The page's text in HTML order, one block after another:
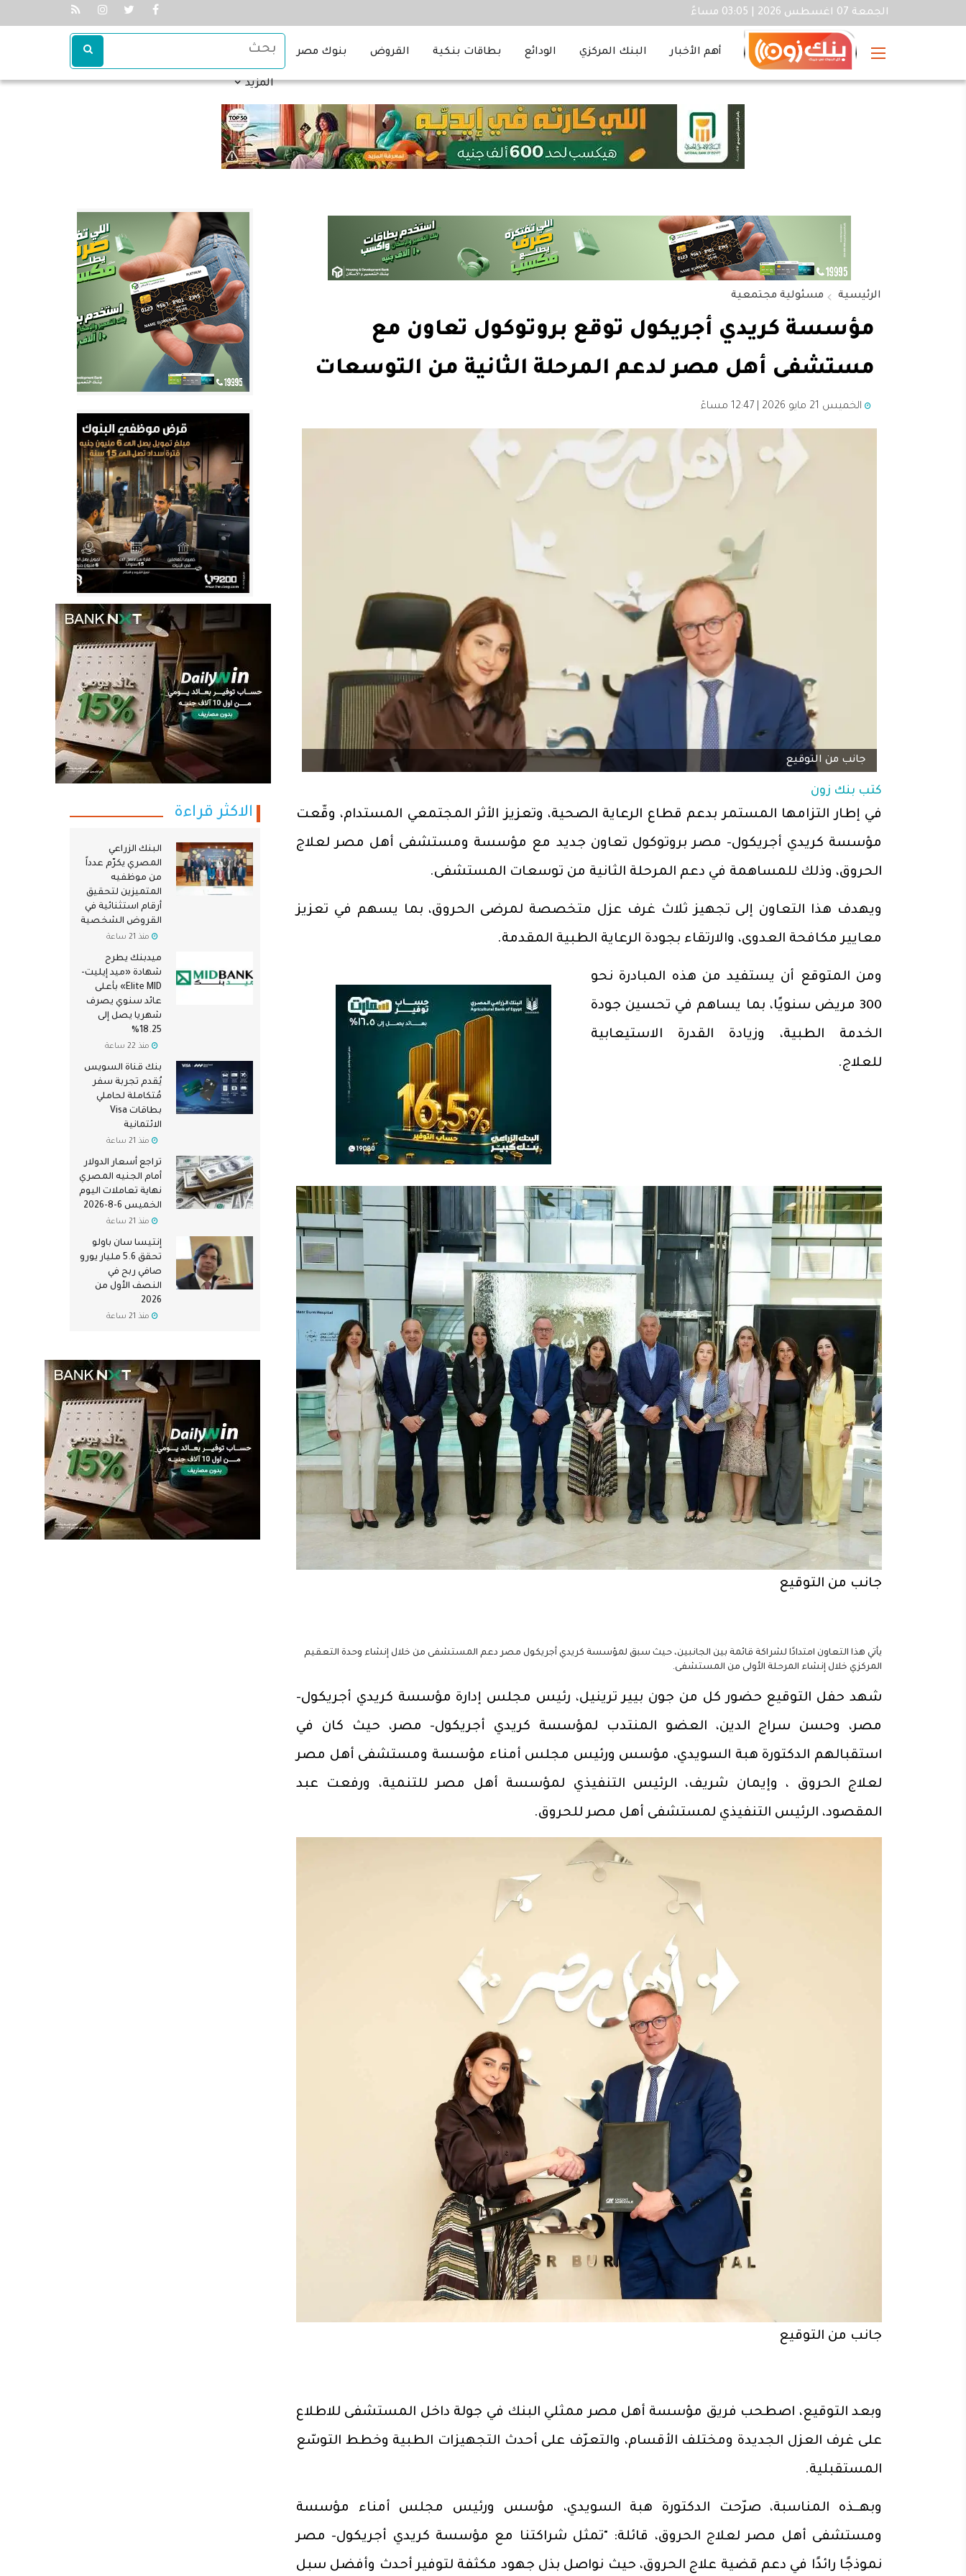
الجمعة 07 اغسطس 2026 | 03:05 مساءً
أهم الأخبار البنك المركزي الودائع بطاقات بنكية القروض بنوك مصر
المزيد
الرئيسية مسئولية مجتمعية
مؤسسة كريدي أجريكول توقع بروتوكول تعاون مع
مستشفى أهل مصر لدعم المرحلة الثانية من التوسعات
الخميس 21 مايو 2026 | 12:47 مساءً
جانب من التوقيع
كتب بنك زون
في إطار التزامها المستمر بدعم قطاع الرعاية الصحية، وتعزيز الأثر المجتمعي المستدام، وقّعت
مؤسسة كريدي أجريكول- مصر بروتوكول تعاون جديد مع مؤسسة ومستشفى أهل مصر لعلاج
الحروق، وذلك للمساهمة في دعم المرحلة الثانية من توسعات المستشفى.
ويهدف هذا التعاون إلى تجهيز ثلاث غرف عزل متخصصة لمرضى الحروق، بما يسهم في تعزيز
معايير مكافحة العدوى، والارتقاء بجودة الرعاية الطبية المقدمة.
ومن المتوقع أن يستفيد من هذه المبادرة نحو
300 مريض سنويًا، بما يساهم في تحسين جودة
الخدمة الطبية، وزيادة القدرة الاستيعابية
للعلاج.
جانب من التوقيع
يأتي هذا التعاون امتدادًا لشراكة قائمة بين الجانبين، حيث سبق لمؤسسة كريدي أجريكول مصر دعم المستشفى من خلال إنشاء وحدة التعقيم
المركزي خلال إنشاء المرحلة الأولى من المستشفى.
شهد حفل التوقيع حضور كل من جون بيير ترينيل، رئيس مجلس إدارة مؤسسة كريدي أجريكول-
مصر، وحسن سراج الدين، العضو المنتدب لمؤسسة كريدي أجريكول- مصر، حيث كان في
استقبالهم الدكتورة هبة السويدي، مؤسس ورئيس مجلس أمناء مؤسسة ومستشفى أهل مصر
لعلاج الحروق ، وإيمان شريف، الرئيس التنفيذي لمؤسسة أهل مصر للتنمية، ورفعت عبد
المقصود، الرئيس التنفيذي لمستشفى أهل مصر للحروق.
جانب من التوقيع
وبعد التوقيع، اصطحب فريق مؤسسة أهل مصر ممثلي البنك في جولة داخل المستشفى للاطلاع
على غرف العزل الجديدة ومختلف الأقسام، والتعرّف على أحدث التجهيزات الطبية وخطط التوسّع
المستقبلية.
وبهــذه المناسبة، صرّحت الدكتورة هبة السويدي، مؤسس ورئيس مجلس أمناء مؤسسة
ومستشفى أهل مصر لعلاج الحروق، قائلة: "تمثل شراكتنا مع مؤسسة كريدي أجريكول- مصر
نموذجًا رائدًا في دعم قضية علاج الحروق، حيث نواصل بذل جهود مكثفة لتوفير أحدث وأفضل سبل
الاكثر قراءة
البنك الزراعي
المصري يكرّم عدداً
من موظفيه
المتميزين لتحقيق
أرقام استثنائية في
القروض الشخصية
منذ 21 ساعة
ميدبنك يطرح
شهادة «ميد إيليت-
Elite MID» بأعلى
عائد سنوي يصرف
شهريا يصل إلى
18.25%
منذ 22 ساعة
بنك قناة السويس
يُقدم تجربة سفر
مُتكاملة لحاملي
بطاقات Visa
الائتمانية
منذ 21 ساعة
تراجع أسعار الدولار
أمام الجنيه المصري
نهاية تعاملات اليوم
الخميس 6-8-2026
منذ 21 ساعة
إنتيسا سان باولو
تحقق 5.6 مليار يورو
صافي ربح في
النصف الأول من
2026
منذ 21 ساعة